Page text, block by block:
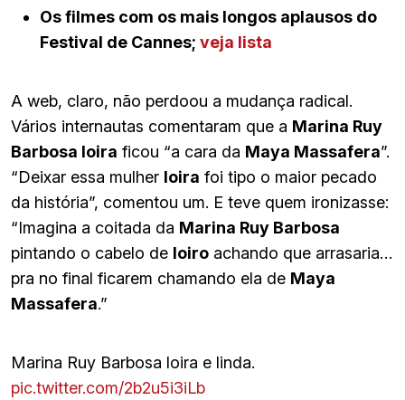
Os filmes com os mais longos aplausos do
Festival de Cannes; veja lista
A web, claro, não perdoou a mudança radical.
Vários internautas comentaram que a Marina Ruy
Barbosa loira ficou “a cara da Maya Massafera”.
“Deixar essa mulher loira foi tipo o maior pecado
da história”, comentou um. E teve quem ironizasse:
“Imagina a coitada da Marina Ruy Barbosa
pintando o cabelo de loiro achando que arrasaria…
pra no final ficarem chamando ela de Maya
Massafera.”
Marina Ruy Barbosa loira e linda.
pic.twitter.com/2b2u5i3iLb